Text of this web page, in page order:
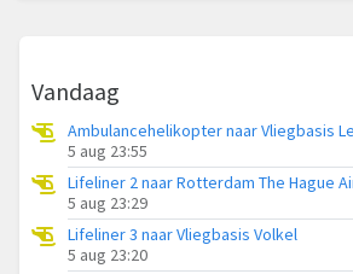
Vandaag
5 aug 23:55
Lifeliner 2 naar Rotterdam The Hague
5 aug 23:29
Lifeliner 3 naar Vliegbasis Volkel
5 aug 23:20